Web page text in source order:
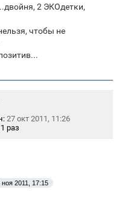
2 ЭКОдетки,
чтобы не
27 окт 2011, 11:26
1 раз
ноя 2011, 17:15